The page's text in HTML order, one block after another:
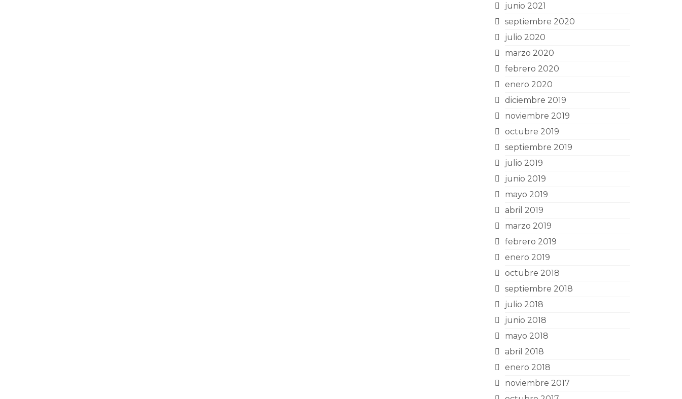
junio 2021
septiembre 2020
julio 2020
marzo 2020
febrero 2020
enero 2020
diciembre 2019
noviembre 2019
octubre 2019
septiembre 2019
julio 2019
junio 2019
mayo 2019
abril 2019
marzo 2019
febrero 2019
enero 2019
octubre 2018
septiembre 2018
julio 2018
junio 2018
mayo 2018
abril 2018
enero 2018
noviembre 2017